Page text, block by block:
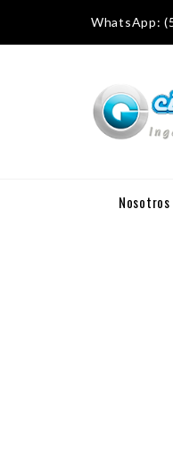
WhatsApp:
Nosotros